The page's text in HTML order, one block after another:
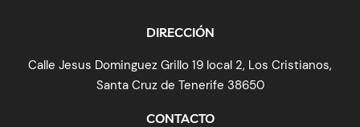
DIRECCIÓN
Calle Jesus Dominguez Grillo 19 local 2, Los Cristianos,
Santa Cruz de Tenerife 38650
CONTACTO